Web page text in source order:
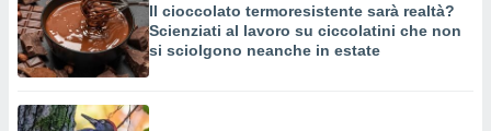
Il cioccolato termoresistente sarà realtà?
Scienziati al lavoro su ciccolatini che non
si sciolgono neanche in estate